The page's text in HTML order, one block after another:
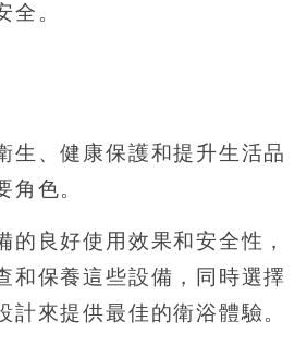
全。
生、健康保護和提升生活品
角色。
的良好使用效果和安全性，
和保養這些設備，同時選擇
計來提供最佳的衛浴體驗。